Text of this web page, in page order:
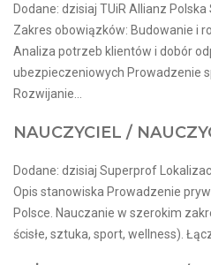
Dodane: dzisiaj TUiR Allianz Polska
Zakres obowiązków: Budowanie i
Analiza potrzeb klientów i dobór
ubezpieczeniowych Prowadzenie
Rozwijanie...
NAUCZYCIEL /
Dodane: dzisiaj Superprof
Opis stanowiska Prowadzenie
Polsce. Nauczanie w szerokim
ścisłe, sztuka, sport, wellness).